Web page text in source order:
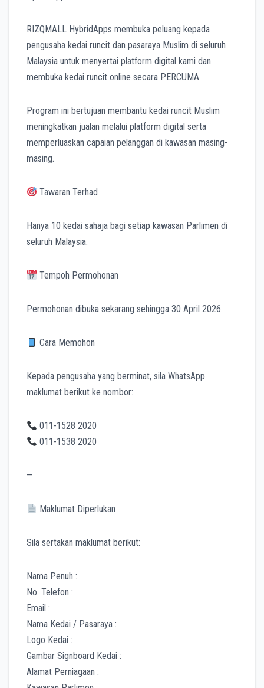
RIZQMALL HybridApps membuka peluang kepada
pengusaha kedai runcit dan pasaraya Muslim di seluruh
Malaysia untuk menyertai platform digital kami dan
membuka kedai runcit online secara PERCUMA.
Program ini bertujuan membantu kedai runcit Muslim
meningkatkan jualan melalui platform digital serta
memperluaskan capaian pelanggan di kawasan masing-
masing.
Tawaran Terhad
Hanya 10 kedai sahaja bagi setiap kawasan Parlimen di
seluruh Malaysia.
Tempoh Permohonan
Permohonan dibuka sekarang sehingga 30 April 2026.
Cara Memohon
Kepada pengusaha yang berminat, sila WhatsApp
maklumat berikut ke nombor:
011-1528 2020
011-1538 2020
—
Maklumat Diperlukan
Sila sertakan maklumat berikut:
Nama Penuh :
No. Telefon :
Email :
Nama Kedai / Pasaraya :
Logo Kedai :
Gambar Signboard Kedai :
Alamat Perniagaan :